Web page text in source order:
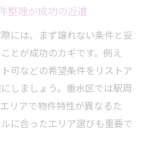
整理が成功の近道
には、まず譲れない条件と妥
とが成功のカギです。例え
可などの希望条件をリストア
しましょう。垂水区では駅周
リアで物件特性が異なるた
に合ったエリア選びも重要で